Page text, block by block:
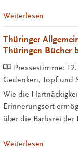
Weiterlesen
Thüringer
Thüringen Bücher
Pressestimme:
Gedenken, Topf und
Wie die
Erinnerungsort
über die Barbarei
Weiterlesen